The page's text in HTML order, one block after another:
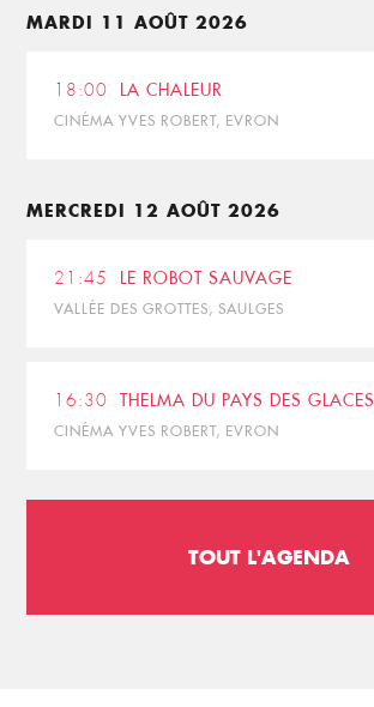
MARDI 11 AOÛT 2026
18:00 LA CHALEUR
CINÉMA YVES ROBERT, EVRON
MERCREDI 12 AOÛT 2026
21:45 LE ROBOT SAUVAGE
VALLÉE DES GROTTES, SAULGES
16:30 THELMA DU PAYS DES GLACES
CINÉMA YVES ROBERT, EVRON
TOUT L'AGENDA